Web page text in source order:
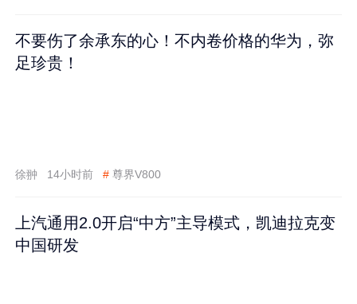
不要伤了余承东的心！不内卷价格的华为，弥
足珍贵！
徐翀 14小时前 # 尊界V800
上汽通用2.0开启“中方”主导模式，凯迪拉克变
中国研发